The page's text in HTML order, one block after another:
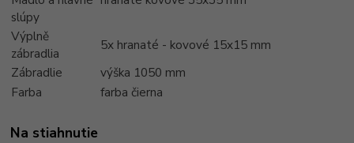
slúpy
Výplně
zábradlia
5x hranaté - kovové 15x15 mm
Zábradlie
výška 1050 mm
Farba
farba čierna
Na stiahnutie